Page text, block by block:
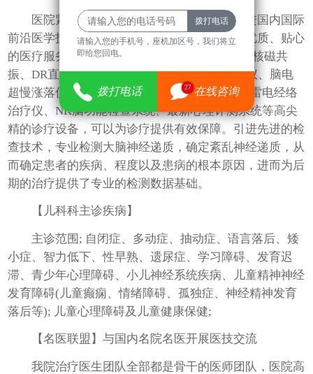
医院紧跟医界先进技术发展步伐，积极引进国内国际
前沿医学技术，为广大患者提供乐园式环境、优质、贴心
的医疗服务，配备有先进的诊疗设备，如：1.5t核磁共
振、DR直接数字化X射线摄影系统，动态脑电仪、脑电
超慢涨落仪，RTMS超低频经颅磁刺激仪、ECT雷电经络
治疗仪、NK脑功能检查系统、最新心理评测系统等高尖
精的诊疗设备，可以为诊疗提供有效保障。引进先进的检
查技术，专业检测大脑神经递质，确定紊乱神经递质，从
而确定患者的疾病、程度以及患病的根本原因，进而为后
期的治疗提供了专业的检测数据基础。
【儿科科主诊疾病】
主诊范围; 自闭症、多动症、抽动症、语言落后、矮
小症、智力低下、性早熟、遗尿症、学习障碍、发育迟
滞、青少年心理障碍、小儿神经系统疾病、儿童精神神经
发育障碍(儿童癫痫、情绪障碍、孤独症、神经精神发育
落后等); 儿童心理障碍及儿童健康保健;
【名医联盟】与国内名院名医开展医技交流
我院治疗医生团队全部都是骨干的医师团队，医院高
请输入您的手机号，座机加区号，我们将立
即给您回电。
拨打电话 27 在线咨询